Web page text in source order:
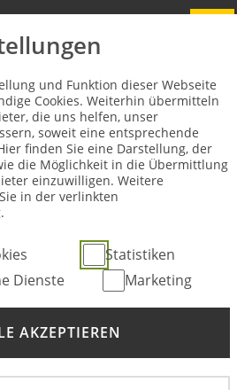
und Funktion dieser Webseite
Cookies. Weiterhin übermitteln
die uns helfen, unser
soweit eine entsprechende
finden Sie eine Darstellung, der
die Möglichkeit in die Übermittlung
einzuwilligen. Weitere
in der verlinkten
Statistiken
Dienste
Marketing
AKZEPTIEREN